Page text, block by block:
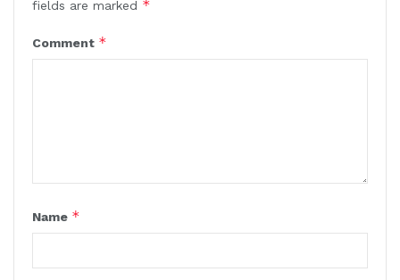
fields are marked *
Comment *
Name *